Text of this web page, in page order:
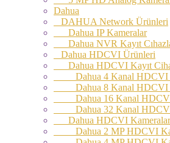
Dahua
DAHUA Network Ürünleri
Dahua IP Kameralar
Dahua NVR Kayıt
Dahua HDCVI Ürünleri
Dahua HDCVI Kayıt
Dahua 4 Kanal HDCVI
Dahua 8 Kanal HDCVI
Dahua 16 Kanal HDCVI
Dahua 32 Kanal HDCVI
Dahua HDCVI Kameralar
Dahua 2 MP HDCVI